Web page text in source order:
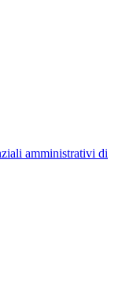
amministrativi di